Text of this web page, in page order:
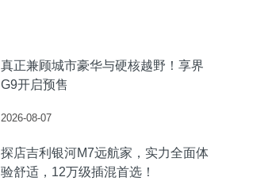
真正兼顾城市豪华与硬核越野！享界
G9开启预售
2026-08-07
探店吉利银河M7远航家，实力全面体
验舒适，12万级插混首选！